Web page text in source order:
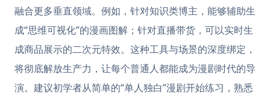
融合更多垂直领域。例如，针对知识类博主，能够辅助生
成“思维可视化”的漫画图解；针对直播带货，可以实时生
成商品展示的二次元特效。这种工具与场景的深度绑定，
将彻底解放生产力，让每个普通人都能成为漫剧时代的导
演。建议初学者从简单的“单人独白”漫剧开始练习，熟悉